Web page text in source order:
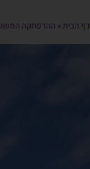
דף הבית » ההרפתקה